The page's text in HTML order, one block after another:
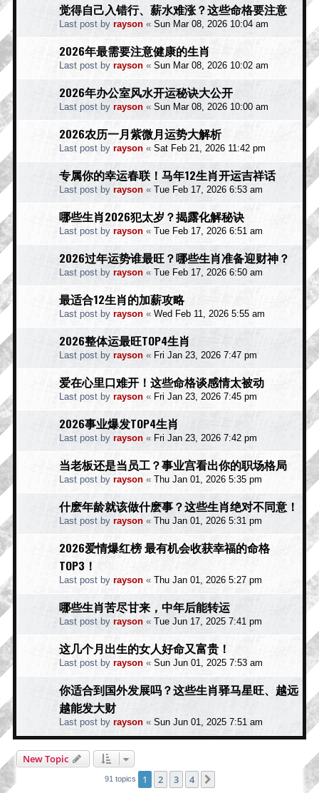
觉得自己入错行、薪水难涨？这些命格要注意
Last post by rayson « Sun Mar 08, 2026 10:04 am
2026年最需要注意健康的生肖
Last post by rayson « Sun Mar 08, 2026 10:02 am
2026年办公室风水开运秘诀大公开
Last post by rayson « Sun Mar 08, 2026 10:00 am
2026农历一月紫微月运势大解析
Last post by rayson « Sat Feb 21, 2026 11:42 pm
专属你的幸运春联！马年12生肖开运吉祥话
Last post by rayson « Tue Feb 17, 2026 6:53 am
哪些生肖2026犯太岁？揭露化解秘诀
Last post by rayson « Tue Feb 17, 2026 6:51 am
2026过年运势谁最旺？哪些生肖准备迎财神？
Last post by rayson « Tue Feb 17, 2026 6:50 am
最适合12生肖的加薪攻略
Last post by rayson « Wed Feb 11, 2026 5:55 am
2026整体运最旺TOP4生肖
Last post by rayson « Fri Jan 23, 2026 7:47 pm
爱在心里口难开！这些命格谈感情太被动
Last post by rayson « Fri Jan 23, 2026 7:45 pm
2026事业爆发TOP4生肖
Last post by rayson « Fri Jan 23, 2026 7:42 pm
当老板还是当员工？事业宫看出你的职场格局
Last post by rayson « Thu Jan 01, 2026 5:35 pm
什麽年龄就该做什麽事？这些生肖绝对不同意！
Last post by rayson « Thu Jan 01, 2026 5:31 pm
2026爱情爆红榜 最有机会收获幸福的命格
TOP3！
Last post by rayson « Thu Jan 01, 2026 5:27 pm
哪些生肖苦尽甘来，中年后能转运
Last post by rayson « Tue Jun 17, 2025 7:41 pm
这几个月出生的女人好命又富贵！
Last post by rayson « Sun Jun 01, 2025 7:53 am
你适合到国外发展吗？这些生肖驿马星旺、越远
越能发大财
Last post by rayson « Sun Jun 01, 2025 7:51 am
New Topic
91 topics 1 2 3 4